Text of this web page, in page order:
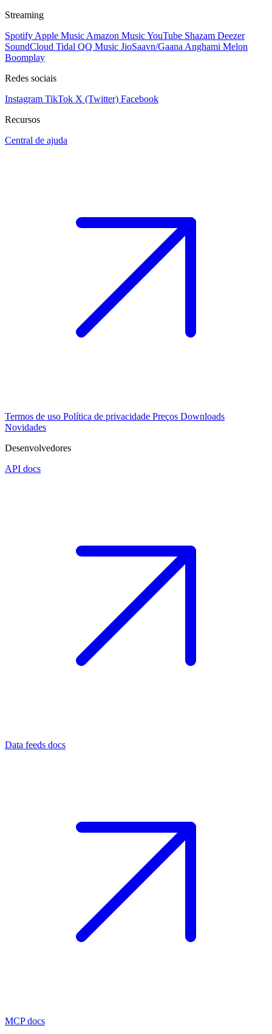
Streaming
Spotify Apple Music Amazon MusicYouTube Shazam Deezer
SoundCloud Tidal QQ Music JioSaavn/Gaana Anghami Melon
Boomplay
Redes sociais
Instagram TikTok X (Twitter) Facebook
Recursos
Central de ajuda
Termos de uso Política de privacidade Preços Downloads
Novidades
Desenvolvedores
API docs
Data feeds docs
MCP docs